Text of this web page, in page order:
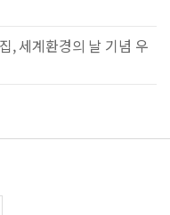
, 세계환경의 날 기념 우